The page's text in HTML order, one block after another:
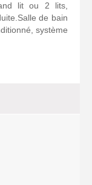
lit ou 2 lits,
de bain
système